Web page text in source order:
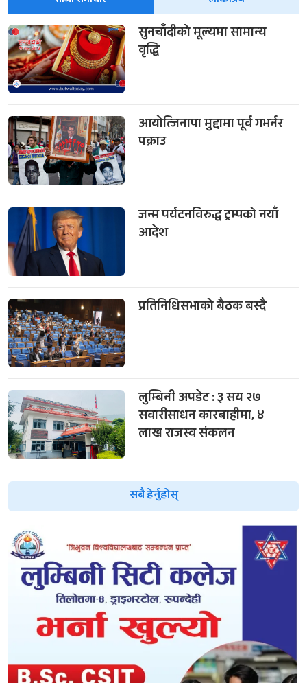
सुनचाँदीको मूल्यमा सामान्य
वृद्धि
आयोत्जिनापा मुद्दामा पूर्व गभर्नर
पक्राउ
जन्म पर्यटनविरुद्ध ट्रम्पको नयाँ
आदेश
प्रतिनिधिसभाको बैठक बस्दै
लुम्बिनी अपडेट : ३ सय २७
सवारीसाधन कारबाहीमा, ४
लाख राजस्व संकलन
सबै हेर्नुहोस्